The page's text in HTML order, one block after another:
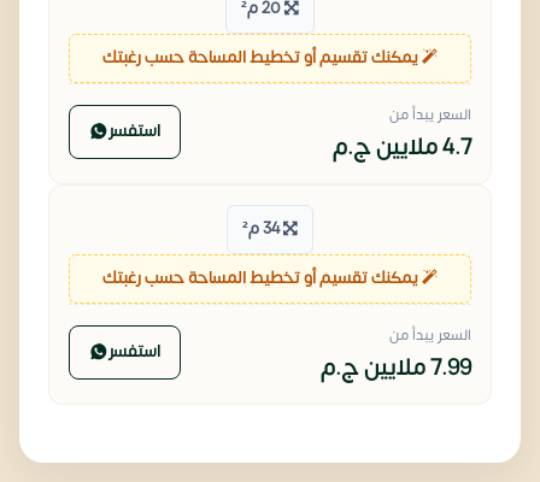
يمكنك تقسيم أو تخطيط المساحة حسب رغبتك
السعر يبدأ من
4.7 ملايين ج.م استفسر
34 م²
يمكنك تقسيم أو تخطيط المساحة حسب رغبتك
السعر يبدأ من
7.99 ملايين ج.م استفسر